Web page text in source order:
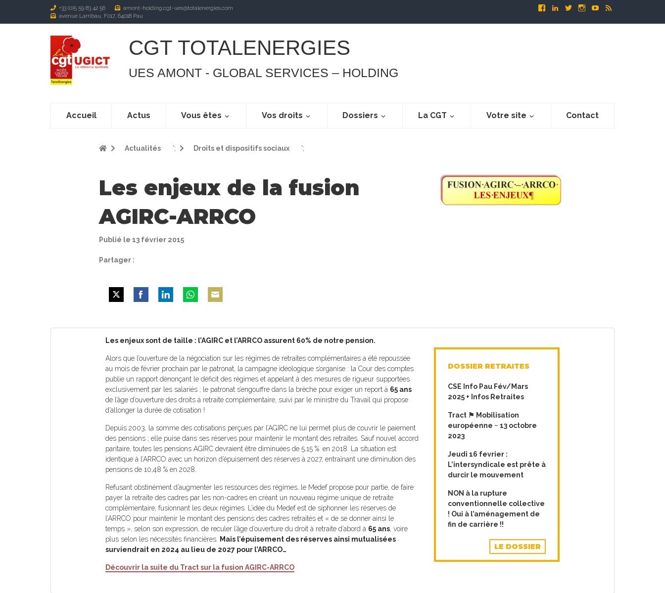
+33 (0)5 59 83 42 56
amont-holding.cgt-ues@totalenergies.com
avenue Larribau, F017, 64018 Pau
CGT TOTALENERGIES
UES AMONT - GLOBAL SERVICES – HOLDING
Accueil Actus Vous êtes Vos droits Dossiers La CGT Votre site Contact
Actualités '; Droits et dispositifs sociaux ';
Les enjeux de la fusion
AGIRC-ARRCO
Publié le 13 février 2015
Partager :
Twitter FacebookLinkedInWhatsAppEmail
Les enjeux sont de taille : l’AGIRC et l’ARRCO assurent 60% de notre pension.
Alors que l’ouverture de la négociation sur les régimes de retraites complémentaires a été repoussée
au mois de février prochain par le patronat, la campagne idéologique s’organise : la Cour des comptes
publie un rapport dénonçant le déficit des régimes et appelant à des mesures de rigueur supportées
exclusivement par les salariés ; le patronat s’engouffre dans la brèche pour exiger un report à 65 ans
de l’âge d’ouverture des droits à retraite complémentaire, suivi par le ministre du Travail qui propose
d’allonger la durée de cotisation !
Depuis 2003, la somme des cotisations perçues par l’AGIRC ne lui permet plus de couvrir le paiement
des pensions ; elle puise dans ses réserves pour maintenir le montant des retraites. Sauf nouvel accord
paritaire, toutes les pensions AGIRC devraient être diminuées de 5,15 % en 2018. La situation est
identique à l’ARRCO avec un horizon d’épuisement des réserves à 2027, entraînant une diminution des
pensions de 10,48 % en 2028.
Refusant obstinément d’augmenter les ressources des régimes, le Medef propose pour partie, de faire
payer la retraite des cadres par les non-cadres en créant un nouveau régime unique de retraite
complémentaire, fusionnant les deux régimes. L’idée du Medef est de siphonner les réserves de
l’ARRCO pour maintenir le montant des pensions des cadres retraités et « de se donner ainsi le
temps », selon son expression, de reculer l’âge d’ouverture du droit à retraite d’abord à 65 ans, voire
plus selon les nécessités financières.
Mais l’épuisement des réserves ainsi mutualisées
surviendrait en 2024 au lieu de 2027 pour l’ARRCO…
Découvrir la suite du Tract sur la fusion AGIRC-ARRCO
DOSSIER RETRAITES
CSE Info Pau Fév/Mars
2025 + Infos Retraites
Tract ⚑ Mobilisation
européenne ~ 13 octobre
2023
Jeudi 16 fevrier :
L’intersyndicale est prête à
durcir le mouvement
NON à la rupture
conventionnelle collective
! Oui à l’aménagement de
fin de carrière !!
LE DOSSIER